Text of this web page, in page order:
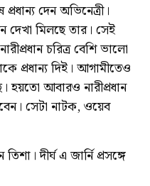
দেন অভিনেত্রী।
দেখা মিলছে তার। সেই
চরিত্র বেশি ভালো
প্রধান্য দিই। আগামীতেও
হয়তো আবারও নারীপ্রধান
সেটা নাটক, ওয়েব
দীর্ঘ এ জার্নি প্রসঙ্গে